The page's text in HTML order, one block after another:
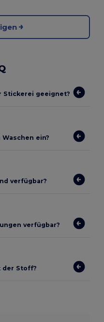
Stickerei geeignet?
ein?
verfügbar?
verfügbar?
der Stoff?